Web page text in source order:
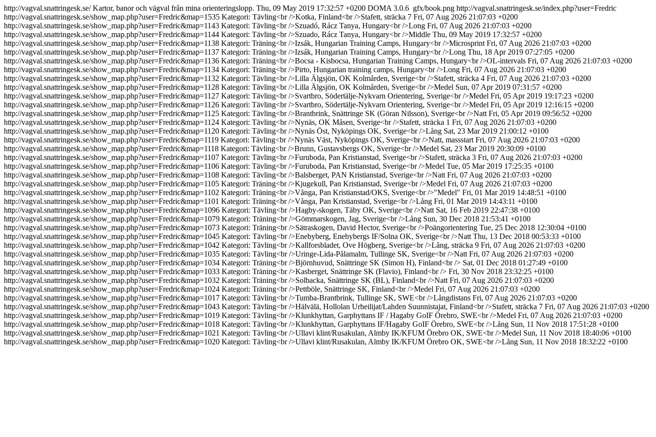
http://vagval.snattringesk.se/Kartor, banor och vägval från mina orienteringslopp. Thu, 09 May 2019 17:32:57 +0200 DOMA 3.0.6 gfx/book.png http://vagval.snattringesk.se/index.php?user=Fredric
http://vagval.snattringesk.se/show_map.php?user=Fredric&map=1535 Kategori: Tävling<br />Kotka, Finland<br />Stafett, sträcka 7 Fri, 07 Aug 2026 21:07:03 +0200
http://vagval.snattringesk.se/show_map.php?user=Fredric&map=1143 Kategori: Tävling<br />Szuadó, Rácz Tanya, Hungary<br />Long Fri, 07 Aug 2026 21:07:03 +0200
http://vagval.snattringesk.se/show_map.php?user=Fredric&map=1144 Kategori: Tävling<br />Szuado, Rácz Tanya, Hungary<br />Middle Thu, 09 May 2019 17:32:57 +0200
http://vagval.snattringesk.se/show_map.php?user=Fredric&map=1138 Kategori: Träning<br />Izsák, Hungarian Training Camps, Hungary<br />Microsprint Fri, 07 Aug 2026 21:07:03 +0200
http://vagval.snattringesk.se/show_map.php?user=Fredric&map=1137 Kategori: Träning<br />Izsák, Hungarian Training Camps, Hungary<br />Long Thu, 18 Apr 2019 07:27:05 +0200
http://vagval.snattringesk.se/show_map.php?user=Fredric&map=1136 Kategori: Träning<br />Bocsa - Kisbocsa, Hungarian Training Camps, Hungary<br />OL-intervals Fri, 07 Aug 2026 21:07:03 +0200
http://vagval.snattringesk.se/show_map.php?user=Fredric&map=1134 Kategori: Träning<br />Pirto, Hungarian training camps, Hungary<br />Long Fri, 07 Aug 2026 21:07:03 +0200
http://vagval.snattringesk.se/show_map.php?user=Fredric&map=1132 Kategori: Tävling<br />Lilla Älgsjön, OK Kolmården, Sverige<br />Stafett, sträcka 4 Fri, 07 Aug 2026 21:07:03 +0200
http://vagval.snattringesk.se/show_map.php?user=Fredric&map=1128 Kategori: Tävling<br />Lilla Älgsjön, OK Kolmården, Sverige<br />Medel Sun, 07 Apr 2019 07:31:57 +0200
http://vagval.snattringesk.se/show_map.php?user=Fredric&map=1127 Kategori: Tävling<br />Svartbro, Södertälje-Nykvarn Orientering, Sverige<br />Medel Fri, 05 Apr 2019 19:17:23 +0200
http://vagval.snattringesk.se/show_map.php?user=Fredric&map=1126 Kategori: Tävling<br />Svartbro, Södertälje-Nykvarn Orientering, Sverige<br />Medel Fri, 05 Apr 2019 12:16:15 +0200
http://vagval.snattringesk.se/show_map.php?user=Fredric&map=1125 Kategori: Tävling<br />Brantbrink, Snättringe SK (Göran Nilsson), Sverige<br />Natt Fri, 05 Apr 2019 09:56:52 +0200
http://vagval.snattringesk.se/show_map.php?user=Fredric&map=1124 Kategori: Tävling<br />Nynäs, OK Måsen, Sverige<br />Stafett, sträcka 1 Fri, 07 Aug 2026 21:07:03 +0200
http://vagval.snattringesk.se/show_map.php?user=Fredric&map=1120 Kategori: Tävling<br />Nynäs Öst, Nyköpings OK, Sverige<br />Lång Sat, 23 Mar 2019 21:00:12 +0100
http://vagval.snattringesk.se/show_map.php?user=Fredric&map=1119 Kategori: Tävling<br />Nynäs Väst, Nyköpings OK, Sverige<br />Natt, massstart Fri, 07 Aug 2026 21:07:03 +0200
http://vagval.snattringesk.se/show_map.php?user=Fredric&map=1118 Kategori: Tävling<br />Brunn, Gustavsbergs OK, Sverige<br />Medel Sat, 23 Mar 2019 20:30:09 +0100
http://vagval.snattringesk.se/show_map.php?user=Fredric&map=1107 Kategori: Tävling<br />Furuboda, Pan Kristianstad, Sverige<br />Stafett, sträcka 3 Fri, 07 Aug 2026 21:07:03 +0200
http://vagval.snattringesk.se/show_map.php?user=Fredric&map=1106 Kategori: Tävling<br />Furuboda, Pan Kristianstad, Sverige<br />Medel Tue, 05 Mar 2019 17:25:35 +0100
http://vagval.snattringesk.se/show_map.php?user=Fredric&map=1108 Kategori: Tävling<br />Balsberget, PAN Kristianstad, Sverige<br />Natt Fri, 07 Aug 2026 21:07:03 +0200
http://vagval.snattringesk.se/show_map.php?user=Fredric&map=1105 Kategori: Träning<br />Kjugekull, Pan Kristianstad, Sverige<br />Medel Fri, 07 Aug 2026 21:07:03 +0200
http://vagval.snattringesk.se/show_map.php?user=Fredric&map=1102 Kategori: Träning<br />Vånga, Pan Kristianstad/OKS, Sverige<br />"Medel" Fri, 01 Mar 2019 14:48:51 +0100
http://vagval.snattringesk.se/show_map.php?user=Fredric&map=1101 Kategori: Träning<br />Vånga, Pan Kristianstad, Sverige<br />Lång Fri, 01 Mar 2019 14:43:11 +0100
http://vagval.snattringesk.se/show_map.php?user=Fredric&map=1096 Kategori: Tävling<br />Hagby-skogen, Täby OK, Sverige<br />Natt Sat, 16 Feb 2019 22:47:38 +0100
http://vagval.snattringesk.se/show_map.php?user=Fredric&map=1079 Kategori: Träning<br />Gömmarskogen, Jag, Sverige<br />Lång Sun, 30 Dec 2018 21:53:41 +0100
http://vagval.snattringesk.se/show_map.php?user=Fredric&map=1073 Kategori: Träning<br />Sätraskogen, David Hector, Sverige<br />Poängorientering Tue, 25 Dec 2018 12:30:04 +0100
http://vagval.snattringesk.se/show_map.php?user=Fredric&map=1045 Kategori: Tävling<br />Enebyberg, Enebybergs IF/Solna OK, Sverige<br />Natt Thu, 13 Dec 2018 00:53:33 +0100
http://vagval.snattringesk.se/show_map.php?user=Fredric&map=1042 Kategori: Tävling<br />Kallforsbladet, Ove Högberg, Sverige<br />Lång, sträcka 9 Fri, 07 Aug 2026 21:07:03 +0200
http://vagval.snattringesk.se/show_map.php?user=Fredric&map=1035 Kategori: Tävling<br />Uringe-Lida-Pålamalm, Tullinge SK, Sverige<br />Natt Fri, 07 Aug 2026 21:07:03 +0200
http://vagval.snattringesk.se/show_map.php?user=Fredric&map=1034 Kategori: Träning<br />Björnhuvud, Snättringe SK (Simon H), Finland<br /> Sat, 01 Dec 2018 01:27:49 +0100
http://vagval.snattringesk.se/show_map.php?user=Fredric&map=1033 Kategori: Träning<br />Kasberget, Snättringe SK (Flavio), Finland<br /> Fri, 30 Nov 2018 23:32:25 +0100
http://vagval.snattringesk.se/show_map.php?user=Fredric&map=1032 Kategori: Träning<br />Solbacka, Snättringe SK (BL), Finland<br />Natt Fri, 07 Aug 2026 21:07:03 +0200
http://vagval.snattringesk.se/show_map.php?user=Fredric&map=1024 Kategori: Träning<br />Pettböle, Snättringe SK, Finland<br />Medel Fri, 07 Aug 2026 21:07:03 +0200
http://vagval.snattringesk.se/show_map.php?user=Fredric&map=1017 Kategori: Tävling<br />Tumba-Brantbrink, Tullinge SK, SWE<br />Långdistans Fri, 07 Aug 2026 21:07:03 +0200
http://vagval.snattringesk.se/show_map.php?user=Fredric&map=1043 Kategori: Tävling<br />Hälvälä, Hollolan Urheilijat/Lahden Suunnistajat, Finland<br />Stafett, sträcka 7 Fri, 07 Aug 2026 21:07:03 +0200
http://vagval.snattringesk.se/show_map.php?user=Fredric&map=1019 Kategori: Tävling<br />Klunkhyttan, Garphyttans IF / Hagaby GoIF Örebro, SWE<br />Medel Fri, 07 Aug 2026 21:07:03 +0200
http://vagval.snattringesk.se/show_map.php?user=Fredric&map=1018 Kategori: Tävling<br />Klunkhyttan, Garphyttans IF/Hagaby GoIF Örebro, SWE<br />Lång Sun, 11 Nov 2018 17:51:28 +0100
http://vagval.snattringesk.se/show_map.php?user=Fredric&map=1021 Kategori: Tävling<br />Ullavi klint/Rusakulan, Almby IK/KFUM Örebro OK, SWE<br />Medel Sun, 11 Nov 2018 18:40:06 +0100
http://vagval.snattringesk.se/show_map.php?user=Fredric&map=1020 Kategori: Tävling<br />Ullavi klint/Rusakulan, Almby IK/KFUM Örebro OK, SWE<br />Lång Sun, 11 Nov 2018 18:32:22 +0100